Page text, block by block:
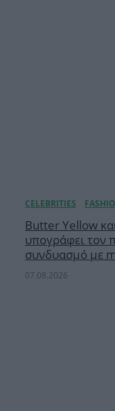
Butter Yellow
υπογράφει τον
συνδυασμό με
07.08.2026